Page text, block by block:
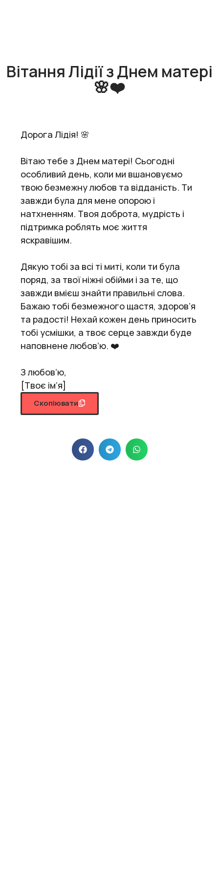
Вітання Лідії з Днем матері
🌸❤️
Дорога Лідія! 🌸
Вітаю тебе з Днем матері! Сьогодні
особливий день, коли ми вшановуємо
твою безмежну любов та відданість. Ти
завжди була для мене опорою і
натхненням. Твоя доброта, мудрість і
підтримка роблять моє життя
яскравішим.
Дякую тобі за всі ті миті, коли ти була
поряд, за твої ніжні обійми і за те, що
завжди вмієш знайти правильні слова.
Бажаю тобі безмежного щастя, здоров’я
та радості! Нехай кожен день приносить
тобі усмішки, а твоє серце завжди буде
наповнене любов’ю. ❤️
З любов’ю,
[Твоє ім’я]
Скопіювати